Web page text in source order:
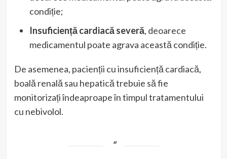
condiție;
Insuficiență cardiacă severă, deoarece
medicamentul poate agrava această condiție.
De asemenea, pacienții cu insuficiență cardiacă,
boală renală sau hepatică trebuie să fie
monitorizați îndeaproape în timpul tratamentului
cu nebivolol.